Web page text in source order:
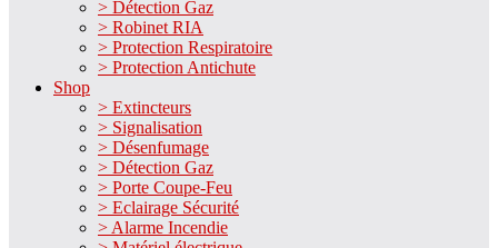
> Détection Gaz
> Robinet RIA
> Protection Respiratoire
> Protection Antichute
Shop
> Extincteurs
> Signalisation
> Désenfumage
> Détection Gaz
> Porte Coupe-Feu
> Eclairage Sécurité
> Alarme Incendie